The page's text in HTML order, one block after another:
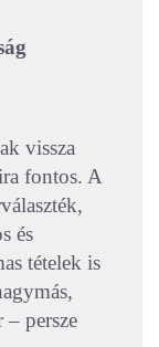
vissza
fontos. A
és
tételek is
– persze